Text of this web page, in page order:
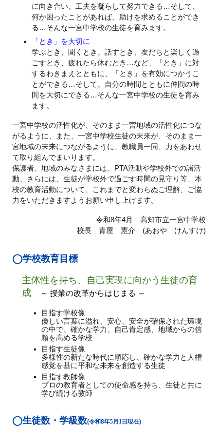
に向き合い、工夫を凝らして努力できる…そして、
何か困ったことがあれば、助けを求めることができ
る…そんな一宮中学校の生徒を育みます。
「とき」を大切に
学ぶとき、聞くとき、話すとき、友だちと楽しく過
ごすとき、疲れたら休むとき…など、「とき」に対
するわきまえとともに、「とき」を有効につかうこ
とができる…そして、自分の時間とともに仲間の時
間を大切にできる…そんな一宮中学校の生徒を育み
ます。
一宮中学校の活性化が、そのまま一宮地域の活性化につな
がるように、また、一宮中学校生徒の未来が、そのまま一
宮地域の未来につながるように、教職員一同、力をあわせ
て取り組んでまいります。
保護者、地域のみなさまには、PTA活動や学校外での諸活
動、さらには、生徒が学校外で過ごす時間の見守り等、本
校の教育活動について、これまでと変わらぬご理解、ご協
力をいただきますようお願い申し上げます。
令和8年4月 高知市立一宮中学校
校長 青屋 憲介 (あおや けんすけ)
◯学校教育目標
主体性を持ち、 自己実現に向かう生徒の育
成
～ 授業の改革からはじまる ～
目指す学校像
優しい言葉に溢れ、安心、安全が確保された環境
の中で、確かな学力、自己肯定感、地域からの信
頼を高める学校
目指す生徒像
多様性の新たな時代に順応し、確かな学力と人権
感覚を基に平和な未来を創造する生徒
目指す教師像
プロの教育者としての使命感を持ち、生徒と共に
学び続ける教師
◯生徒数・学級数(令和8年5月1日現在)